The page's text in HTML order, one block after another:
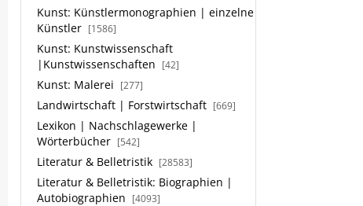
Kunst: Künstlermonographien | einzelne
Künstler [1586]
Kunst: Kunstwissenschaft
|Kunstwissenschaften
[42]
Kunst: Malerei [277]
Landwirtschaft | Forstwirtschaft [669]
Lexikon | Nachschlagewerke |
Wörterbücher [542]
Literatur & Belletristik [28583]
Literatur & Belletristik: Biographien |
Autobiographien
[4093]